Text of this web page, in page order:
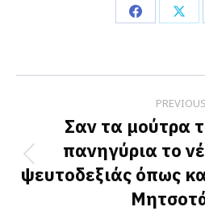
Share
Facebook
X
navigation
PREVIOUS
Σαν τα μούτρα
πανηγύρια το
ψευτοδεξιάς όπως